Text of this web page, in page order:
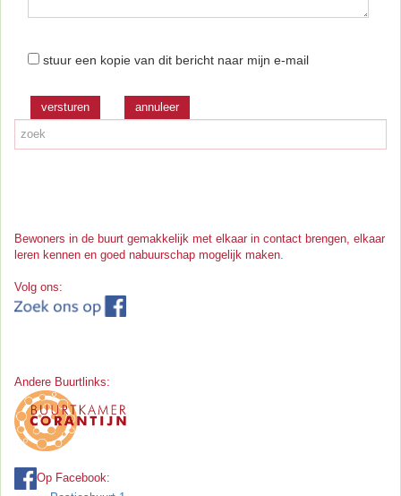
stuur een kopie van dit bericht naar mijn e-mail
versturen
Bewoners in de buurt gemakkelijk met elkaar in contact brengen, elkaar
leren kennen en goed nabuurschap mogelijk maken
Volg ons:
Andere Buurtlinks:
Op Facebook: